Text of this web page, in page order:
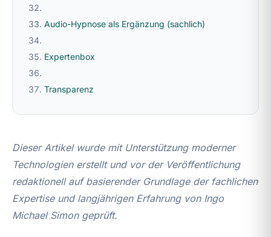
Audio-Hypnose als Ergänzung (sachlich)
Expertenbox
Transparenz
Dieser Artikel wurde mit Unterstützung moderner
Technologien erstellt und vor der Veröffentlichung
redaktionell auf basierender Grundlage der fachlichen
Expertise und langjährigen Erfahrung von Ingo
Michael Simon geprüft.